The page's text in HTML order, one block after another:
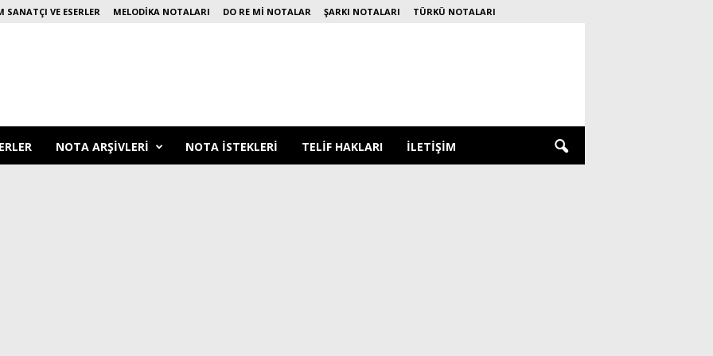
SANATÇI VE ESERLER MELODIKA NOTALARI DO RE MI NOTALAR ŞARKI NOTALARI TÜRKÜ NOTALARI
NOTA ARŞIVLERI NOTA ISTEKLERI TELIF HAKLARI İLETIŞIM